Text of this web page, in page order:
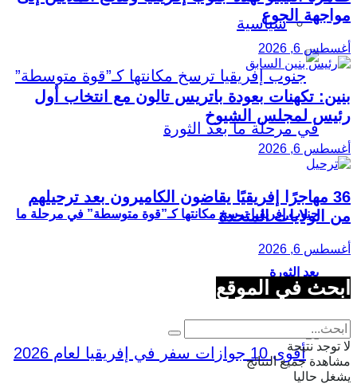
سياسية
جنوب إفريقيا ترسخ مكانتها كـ”قوة متوسطة” في مرحلة ما
بعد الثورة
مواجهة الجوع
أغسطس 6, 2026
بنين: تكهنات بعودة باتريس تالون مع انتخاب أول
رئيس لمجلس الشيوخ
أغسطس 6, 2026
36 مهاجرًا إفريقيًا يقاضون الكاميرون بعد ترحيلهم
من الولايات المتحدة
أغسطس 6, 2026
ابحث في الموقع
لا توجد نتيجة
مشاهدة جميع النتائج
يشغل حاليا